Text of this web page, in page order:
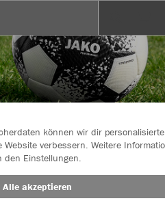
im Teamshop DjK
können wir dir personalisierte
verbessern. Weitere
den Einstellungen.
Alle akzeptieren